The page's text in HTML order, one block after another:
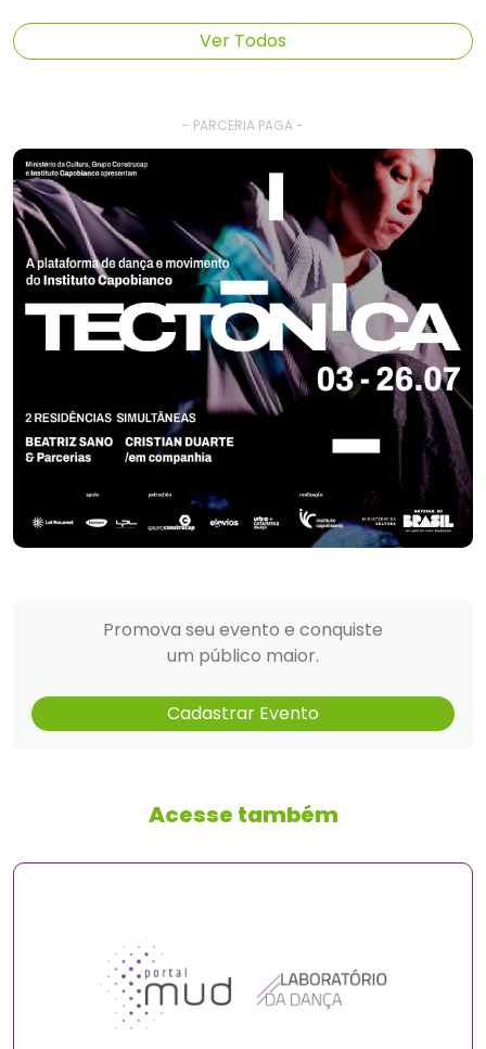
Ver Todos
- PARCERIA PAGA -
Promova seu evento e conquiste
um público maior.
Cadastrar Evento
Acesse também